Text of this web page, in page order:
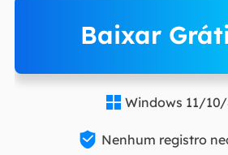
Baixar
 Windows 11/
 Nenhum registro